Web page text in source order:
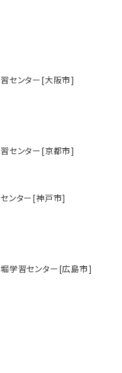
センター[大阪市]
センター[京都市]
ンター[神戸市]
学習センター[広島市]